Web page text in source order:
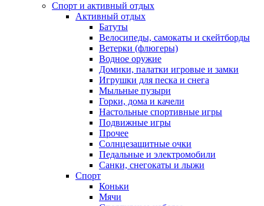
Спорт и активный отдых
Активный отдых
Батуты
Велосипеды, самокаты и скейтборды
Ветерки (флюгеры)
Водное оружие
Домики, палатки игровые и замки
Игрушки для песка и снега
Мыльные пузыри
Горки, дома и качели
Настольные спортивные игры
Подвижные игры
Прочее
Солнцезащитные очки
Педальные и электромобили
Санки, снегокаты и лыжи
Спорт
Коньки
Мячи